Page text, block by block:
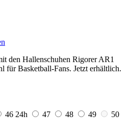
den Hallenschuhen Rigorer AR1
für Basketball-Fans. Jetzt erhältlich.
46 24h 47 48 49
50